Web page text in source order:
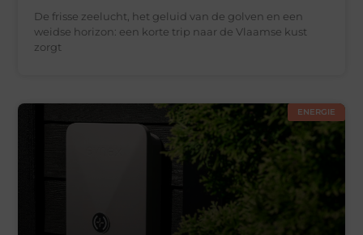
De frisse zeelucht, het geluid van de golven en een
weidse horizon: een korte trip naar de Vlaamse kust
zorgt
ENERGIE